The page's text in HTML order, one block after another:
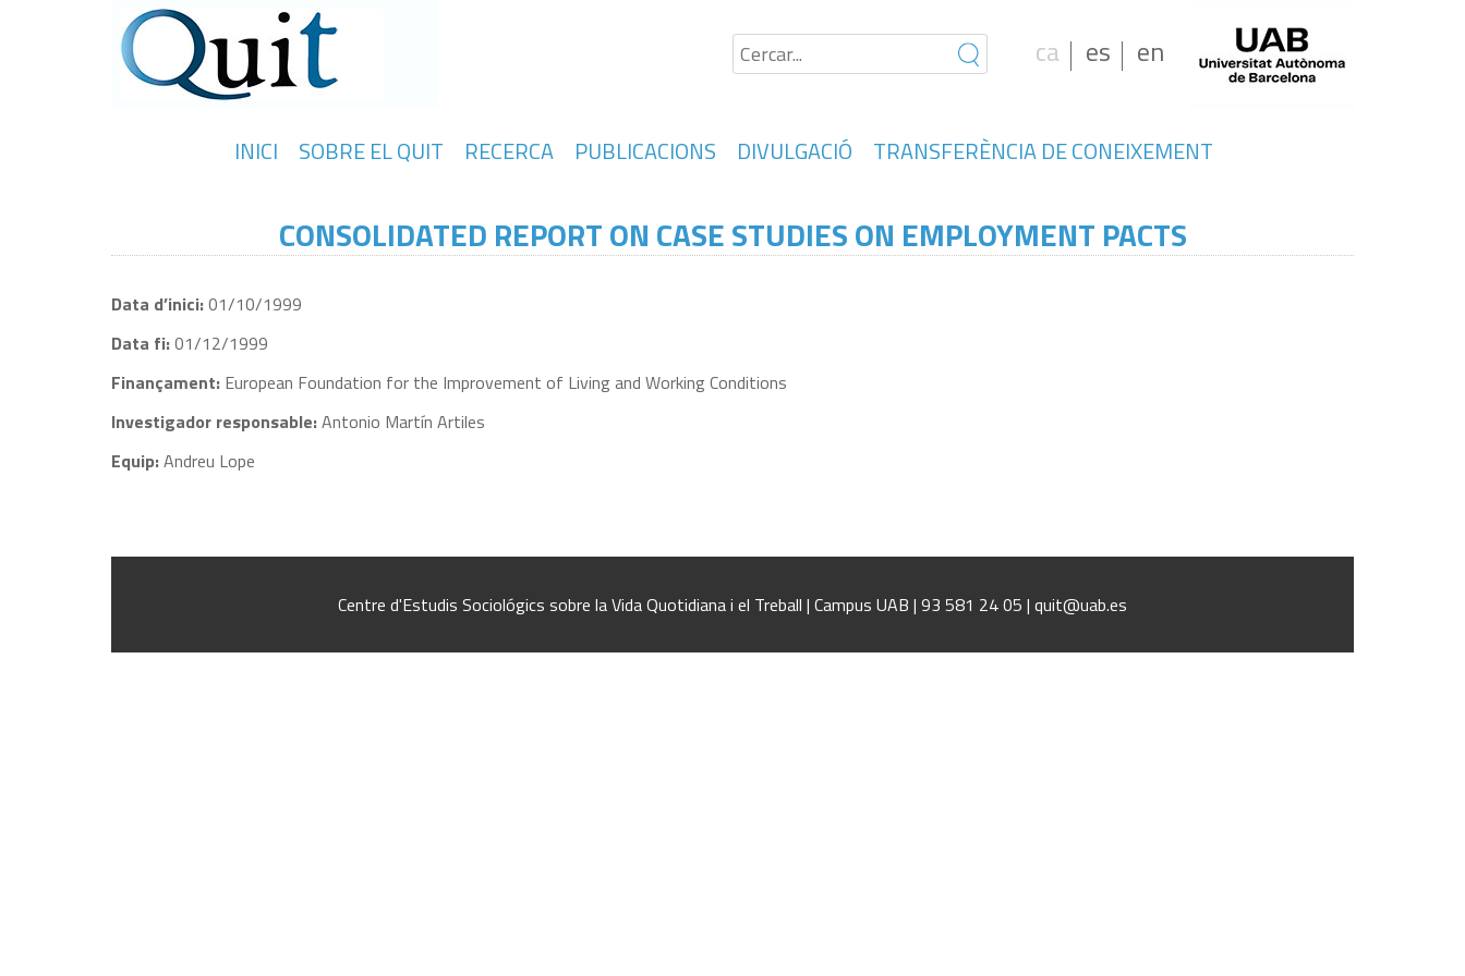
INICI SOBRE EL QUIT RECERCA PUBLICACIONS DIVULGACIÓ TRANSFERÈNCIA DE CONEIXEMENT
ca es en
CONSOLIDATED REPORT ON CASE STUDIES ON EMPLOYMENT PACTS
Data d’inici:01/10/1999
Data fi:01/12/1999
Finançament: European Foundation for the Improvement of Living and Working Conditions
Investigador responsable:Antonio Martín Artiles
Equip:Andreu Lope
Centre d'Estudis Sociológics sobre la Vida Quotidiana i el Treball | Campus UAB | 93 581 24 05 | quit@uab.es